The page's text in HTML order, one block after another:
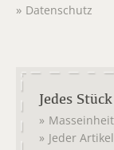
Datenschutz
Jedes
Jeder